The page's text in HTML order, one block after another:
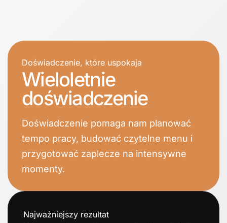
Doświadczenie, które uspokaja
Wieloletnie
doświadczenie
Doświadczenie pomaga nam planować
tempo pracy, budować czytelne menu i
przygotować zaplecze na intensywne
momenty.
Najważniejszy rezultat